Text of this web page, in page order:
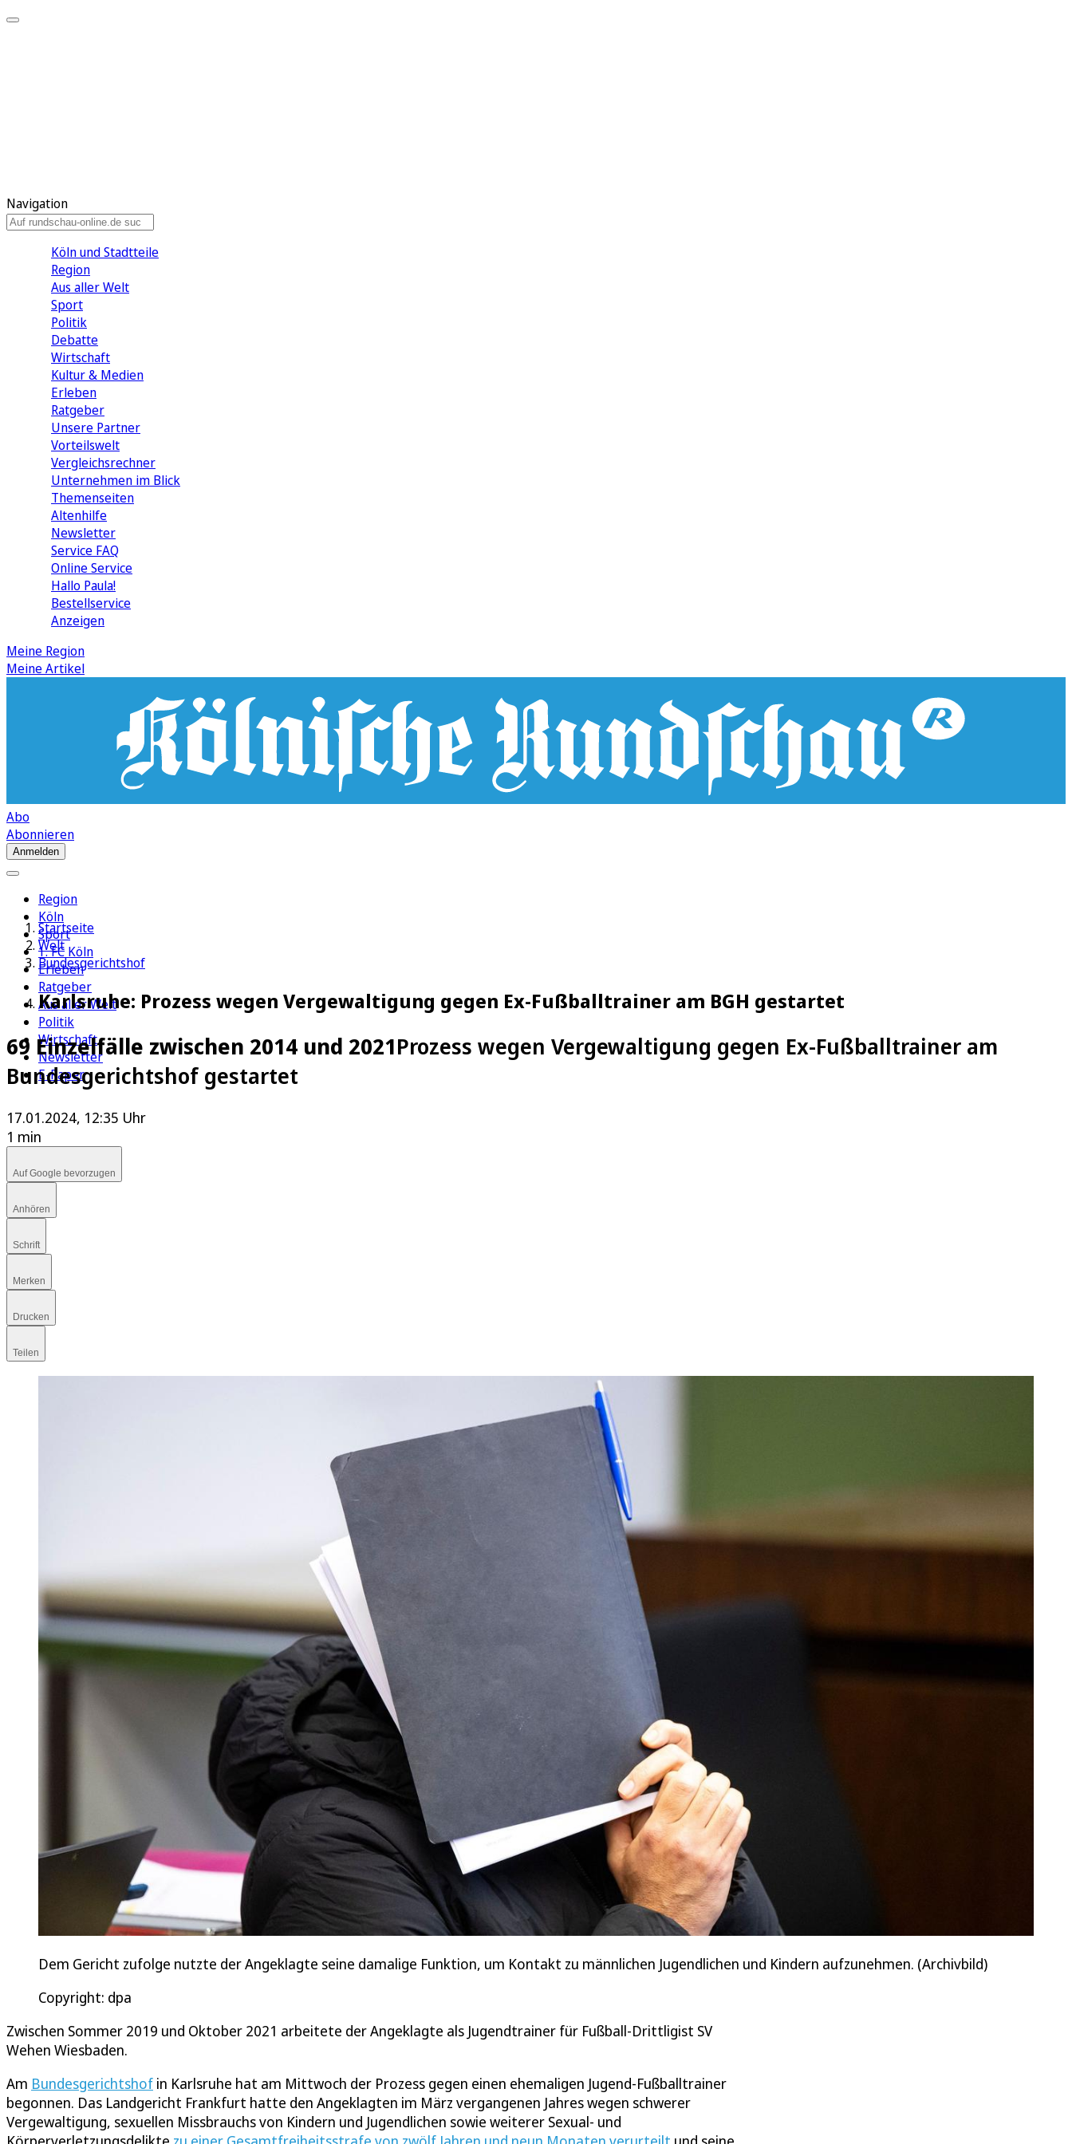
Navigation
Köln und Stadtteile
Region
Aus aller Welt
Sport
Politik
Debatte
Wirtschaft
Kultur & Medien
Erleben
Ratgeber
Unsere Partner
Vorteilswelt
Vergleichsrechner
Unternehmen im Blick
Themenseiten
Altenhilfe
Newsletter
Service FAQ
Online Service
Hallo Paula!
Bestellservice
Anzeigen
Meine Region
Meine Artikel
Abo
Abonnieren
Anmelden
Region
Köln
Sport
1. FC Köln
Erleben
Ratgeber
Aus aller Welt
Politik
Wirtschaft
Newsletter
E-Paper
Startseite
Welt
Bundesgerichtshof
Karlsruhe: Prozess wegen Vergewaltigung gegen Ex-Fußballtrainer am BGH gestartet
69 Einzelfälle zwischen 2014 und 2021Prozess wegen Vergewaltigung gegen Ex-Fußballtrainer am
Bundesgerichtshof gestartet
17.01.2024, 12:35 Uhr
1 min
Auf Google bevorzugen
Anhören
Schrift
Merken
Drucken
Teilen
Dem Gericht zufolge nutzte der Angeklagte seine damalige Funktion, um Kontakt zu männlichen Jugendlichen und Kindern aufzunehmen. (Archivbild)
Copyright: dpa
Zwischen Sommer 2019 und Oktober 2021 arbeitete der Angeklagte als Jugendtrainer für Fußball-Drittligist SV
Wehen Wiesbaden.
Am Bundesgerichtshof in Karlsruhe hat am Mittwoch der Prozess gegen einen ehemaligen Jugend-Fußballtrainer
begonnen. Das Landgericht Frankfurt hatte den Angeklagten im März vergangenen Jahres wegen schwerer
Vergewaltigung, sexuellen Missbrauchs von Kindern und Jugendlichen sowie weiterer Sexual- und